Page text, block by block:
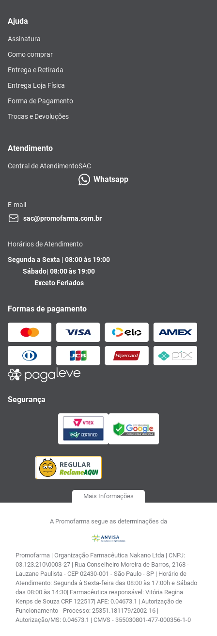
Ajuda
Assinatura
Como comprar
Entrega e Retirada
Entrega Loja Física
Forma de Pagamento
Trocas e Devoluções
Atendimento
Central de AtendimentoSAC
Whatsapp
E-mail
sac@promofarma.com.br
Horários de Atendimento
Segunda a Sexta | 08:00 às 19:00
Sábado| 08:00 às 19:00
Exceto Feriados
Formas de pagamento
Segurança
Mais Informações
A Promofarma segue as determinações da
Promofarma | Organização Farmacêutica Nakano Ltda | CNPJ:
03.123.210\0003-27 | Rua Conselheiro Moreira de Barros, 2168 -
Lauzane Paulista - CEP 02430-001 - São Paulo - SP | Horário de
Atendimento: Segunda à Sexta-feira das 08:00 às 17:00h e Sábado
das 08:00 às 14:30| Farmacêutica responsável: Vitória Regina
Kenps de Souza CRF 122517| AFE: 0.04673.1 | Autorização de
Funcionamento - Processo: 25351.181179/2002-16 |
Autorização/MS: 0.04673.1 | CMVS - 355030801-477-000356-1-0